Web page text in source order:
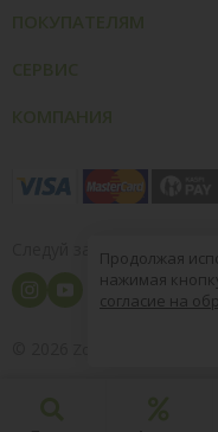
Следуй за нами
8
Продолжая
нажимая
согласие на